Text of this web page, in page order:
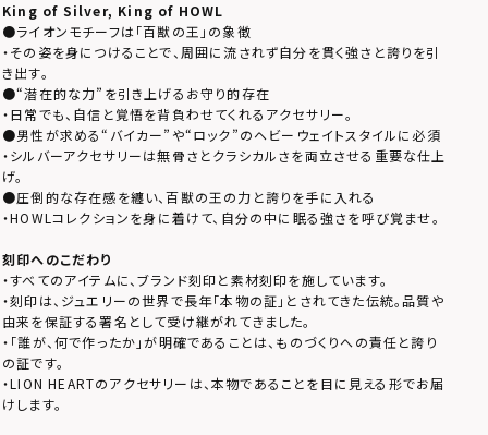
King of Silver, King of HOWL
●ライオンモチーフは「百獣の王」の象徴
・その姿を身につけることで、周囲に流されず自分を貫く強さと誇りを引
き出す。
●“潜在的な力”を引き上げるお守り的存在
・日常でも、自信と覚悟を背負わせてくれるアクセサリー。
●男性が求める“バイカー”や“ロック”のヘビーウェイトスタイルに必須
・シルバーアクセサリーは無骨さとクラシカルさを両立させる重要な仕上
げ。
●圧倒的な存在感を纏い、百獣の王の力と誇りを手に入れる
・HOWLコレクションを身に着けて、自分の中に眠る強さを呼び覚ませ。
刻印へのこだわり
・すべてのアイテムに、ブランド刻印と素材刻印を施しています。
・刻印は、ジュエリーの世界で長年「本物の証」とされてきた伝統。品質や
由来を保証する署名として受け継がれてきました。
・「誰が、何で作ったか」が明確であることは、ものづくりへの責任と誇り
の証です。
・LION HEARTのアクセサリーは、本物であることを目に見える形でお届
けします。